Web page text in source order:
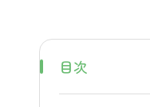
目次